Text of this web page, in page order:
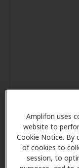
Amplifon uses
website to
Cookie Notice. By
of cookies to
session, to